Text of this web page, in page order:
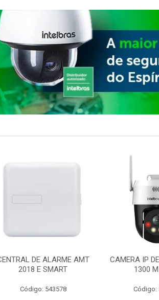
DE ALARME AMT
2018 E SMART
Código: 543578
CAMERA IP
1300
Código: